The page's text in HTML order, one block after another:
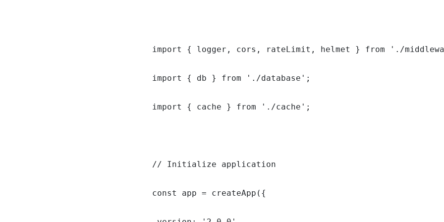
import { logger, cors, rateLimit, helmet } from './
import { db } from './database';
import { cache } from './cache';
// Initialize application
const app = createApp({